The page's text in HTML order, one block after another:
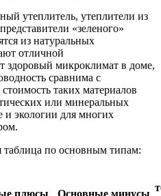
утеплитель, утеплители из
«зеленого»
из натуральных
отличной
здоровый микроклимат в доме,
сравнима с
таких материалов
или минеральных
и экологии для многих
таблица по основным типам: